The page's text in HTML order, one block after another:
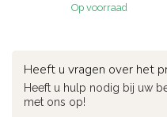
Op voorraad
Heeft u vragen over het
Heeft u hulp nodig bij uw
met ons op!